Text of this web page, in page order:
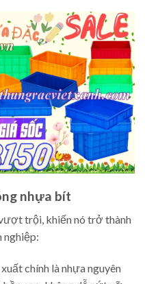
nhựa bít
trội, khiến nó trở thành
nghiệp:
chính là nhựa nguyên